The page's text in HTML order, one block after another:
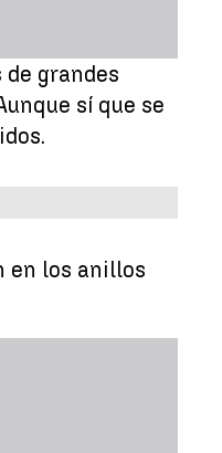
grandes
sí que se
en los anillos